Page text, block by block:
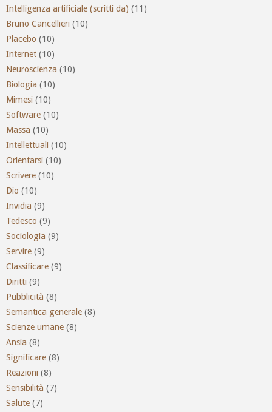
Intelligenza artificiale (scritti da) (11)
Bruno Cancellieri (10)
Placebo (10)
Internet (10)
Neuroscienza (10)
Biologia (10)
Mimesi (10)
Software (10)
Massa (10)
Intellettuali (10)
Orientarsi (10)
Scrivere (10)
Dio (10)
Invidia (9)
Tedesco (9)
Sociologia (9)
Servire (9)
Classificare (9)
Diritti (9)
Pubblicità (8)
Semantica generale (8)
Scienze umane (8)
Ansia (8)
Significare (8)
Reazioni (8)
Sensibilità (7)
Salute (7)